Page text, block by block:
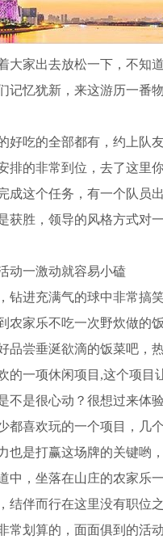
大家出去放松一下，不知
记忆犹新，来这游历一番
好吃的全部都有，约上队
排的非常到位，去了这里
成这个任务，有一个队员
获胜，领导的风格方式对
动一激动就容易小磕
钻进充满气的球中非常搞
农家乐不吃一次野炊做的
品尝垂涎欲滴的饭菜吧，
的一项休闲项目,这个项
不是很心动？很想过来体
都喜欢玩的一个项目，几
也是打赢这场牌的关键哟
中，坐落在山庄的农家乐
结伴而行在这里没有职位
常划算的，面面俱到的活